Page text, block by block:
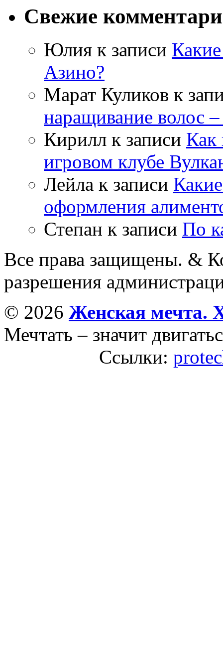
Свежие
Юлия к записи
Азино?
Марат Куликов к
наращивание волос
Кирилл к записи Как
игровом клубе
Лейла к записи
оформления
Степан к записи По
Все права защищены. &
разрешения
© 2026 Женская мечта.
Мечтать – значит
Ссылки: